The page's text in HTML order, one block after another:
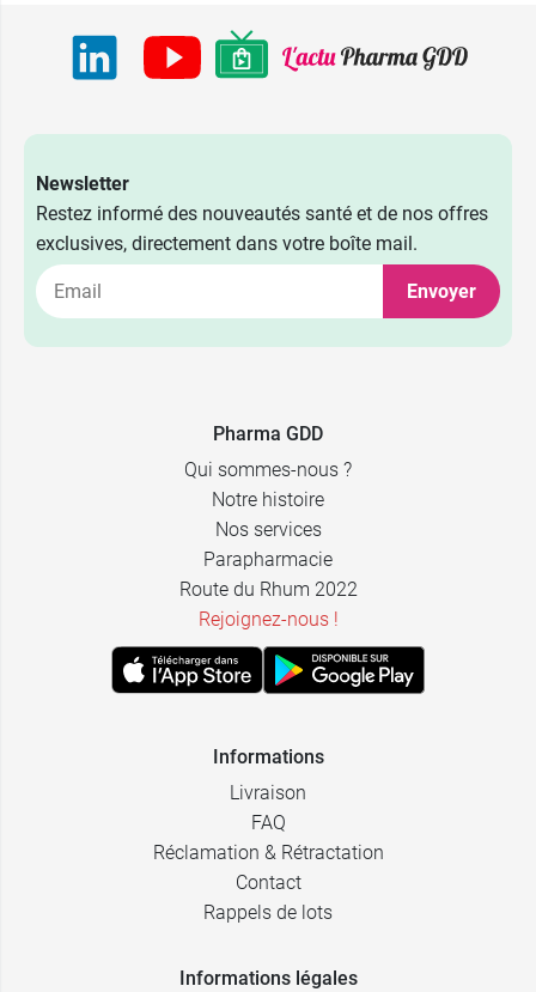
Newsletter
Restez informé des nouveautés santé et de nos offres
exclusives, directement dans votre boîte mail.
Envoyer
Pharma GDD
Qui sommes-nous ?
Notre histoire
Nos services
Parapharmacie
Route du Rhum 2022
Rejoignez-nous !
Informations
Livraison
FAQ
Réclamation & Rétractation
Contact
Rappels de lots
Informations légales